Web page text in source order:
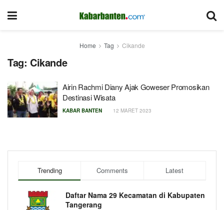
Home Tag Cikande
Tag: Cikande
Airin Rachmi Diany Ajak Goweser Promosikan
Destinasi Wisata
KABAR BANTEN 12 MARET 2023
Trending Comments Latest
Daftar Nama 29 Kecamatan di Kabupaten
Tangerang